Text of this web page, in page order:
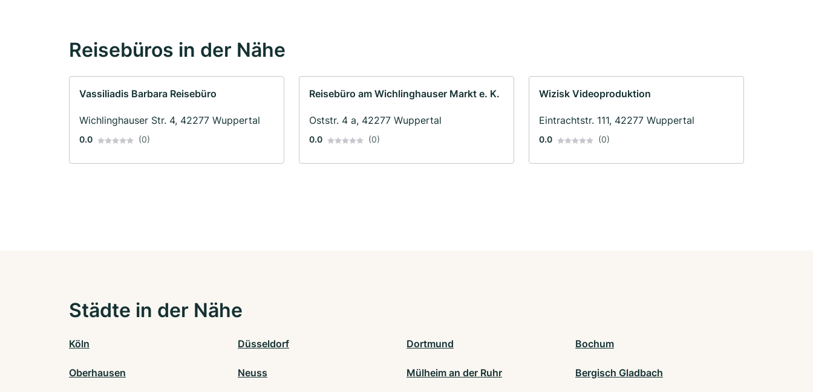
Reisebüros in der Nähe
Vassiliadis Barbara Reisebüro
Wichlinghauser Str. 4, 42277 Wuppertal
0.0 (0)
Reisebüro am Wichlinghauser Markt e. K.
Oststr. 4 a, 42277 Wuppertal
0.0 (0)
Wizisk Videoproduktion
Eintrachtstr. 111, 42277 Wuppertal
0.0 (0)
Städte in der Nähe
Köln Düsseldorf Dortmund Bochum
Oberhausen Neuss Mülheim an der Ruhr Bergisch Gladbach